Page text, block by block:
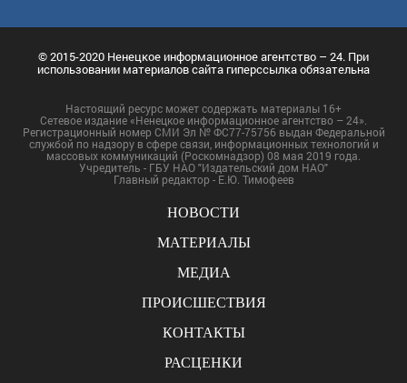
© 2015-2020 Ненецкое информационное агентство – 24. При
использовании материалов сайта гиперссылка обязательна
Настоящий ресурс может содержать материалы 16+
Сетевое издание «Ненецкое информационное агентство – 24».
Регистрационный номер СМИ Эл № ФС77-75756 выдан Федеральной
службой по надзору в сфере связи, информационных технологий и
массовых коммуникаций (Роскомнадзор) 08 мая 2019 года.
Учредитель - ГБУ НАО "Издательский дом НАО"
Главный редактор - Е.Ю. Тимофеев
НОВОСТИ
МАТЕРИАЛЫ
МЕДИА
ПРОИСШЕСТВИЯ
КОНТАКТЫ
РАСЦЕНКИ